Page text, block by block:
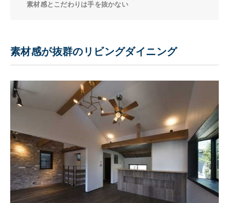
素材感とこだわりは手を抜かない
素材感が抜群のリビングダイニング